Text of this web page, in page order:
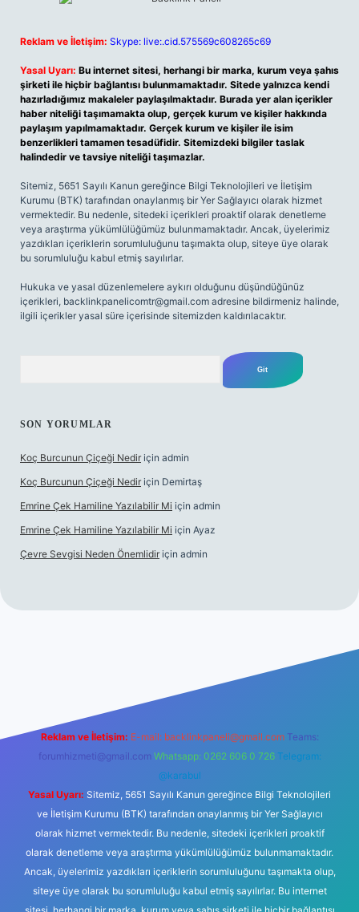
Reklam ve İletişim: Skype: live:.cid.575569c608265c69
Yasal Uyarı: Bu internet sitesi, herhangi bir marka, kurum veya şahıs
şirketi ile hiçbir bağlantısı bulunmamaktadır. Sitede yalnızca kendi
hazırladığımız makaleler paylaşılmaktadır. Burada yer alan içerikler
haber niteliği taşımamakta olup, gerçek kurum ve kişiler hakkında
paylaşım yapılmamaktadır. Gerçek kurum ve kişiler ile isim
benzerlikleri tamamen tesadüfidir. Sitemizdeki bilgiler taslak
halindedir ve tavsiye niteliği taşımazlar.
Sitemiz, 5651 Sayılı Kanun gereğince Bilgi Teknolojileri ve İletişim
Kurumu (BTK) tarafından onaylanmış bir Yer Sağlayıcı olarak hizmet
vermektedir. Bu nedenle, sitedeki içerikleri proaktif olarak denetleme
veya araştırma yükümlülüğümüz bulunmamaktadır. Ancak, üyelerimiz
yazdıkları içeriklerin sorumluluğunu taşımakta olup, siteye üye olarak
bu sorumluluğu kabul etmiş sayılırlar.
Hukuka ve yasal düzenlemelere aykırı olduğunu düşündüğünüz
içerikleri, backlinkpanelicomtr@gmail.com adresine bildirmeniz halinde,
ilgili içerikler yasal süre içerisinde sitemizden kaldırılacaktır.
SON YORUMLAR
Koç Burcunun Çiçeği Nedir için admin
Koç Burcunun Çiçeği Nedir için Demirtaş
Emrine Çek Hamiline Yazılabilir Mi için admin
Emrine Çek Hamiline Yazılabilir Mi için Ayaz
Çevre Sevgisi Neden Önemlidir için admin
Reklam ve İletişim: E-mail: backlinkpaneli@gmail.com Teams:
forumhizmeti@gmail.com Whatsapp: 0262 606 0 726 Telegram:
@karabul
Yasal Uyarı: Sitemiz, 5651 Sayılı Kanun gereğince Bilgi Teknolojileri
ve İletişim Kurumu (BTK) tarafından onaylanmış bir Yer Sağlayıcı
olarak hizmet vermektedir. Bu nedenle, sitedeki içerikleri proaktif
olarak denetleme veya araştırma yükümlülüğümüz bulunmamaktadır.
Ancak, üyelerimiz yazdıkları içeriklerin sorumluluğunu taşımakta olup,
siteye üye olarak bu sorumluluğu kabul etmiş sayılırlar. Bu internet